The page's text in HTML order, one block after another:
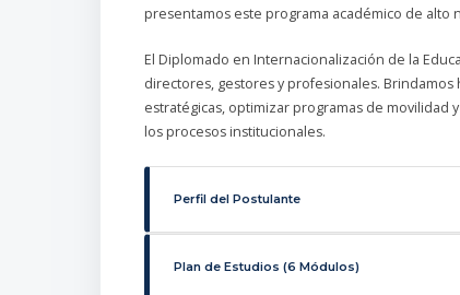
presentamos este programa académico de alto
El Diplomado en Internacionalización de la
directores, gestores y profesionales.
estratégicas, optimizar programas de movilidad
los procesos institucionales.
Perfil del Postulante
Dirigido a profesionales con Grado de
Plan de Estudios (6 Módulos)